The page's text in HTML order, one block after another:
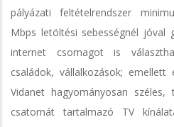
pályázati feltételrendszer
Mbps letöltési sebességnél jóval
internet csomagot is
családok, vállalkozások;
Vidanet hagyományosan
csatornát tartalmazó TV